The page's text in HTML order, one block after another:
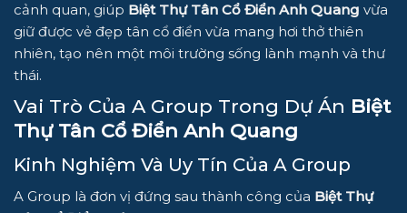
cảnh quan, giúp Biệt Thự Tân Cổ Điển Anh Quang vừa
giữ được vẻ đẹp tân cổ điển vừa mang hơi thở thiên
nhiên, tạo nên một môi trường sống lành mạnh và thư
thái.
Vai Trò Của A Group Trong Dự Án Biệt
Thự Tân Cổ Điển Anh Quang
Kinh Nghiệm Và Uy Tín Của A Group
A Group là đơn vị đứng sau thành công của Biệt Thự